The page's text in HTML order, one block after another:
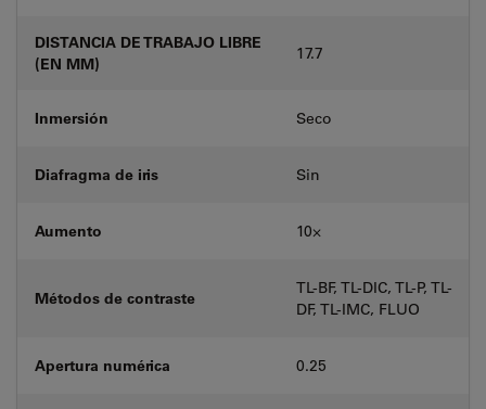
DISTANCIA DE TRABAJO LIBRE
(EN MM)
17.7
Inmersión Seco
Diafragma de iris Sin
Aumento 10⨉
Métodos de contraste
TL-BF, TL-DIC, TL-P, TL-
DF, TL-IMC, FLUO
Apertura numérica 0.25